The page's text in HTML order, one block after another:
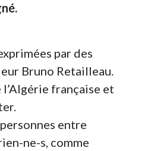
par des
Bruno Retailleau.
française et
entre
ne-s, comme